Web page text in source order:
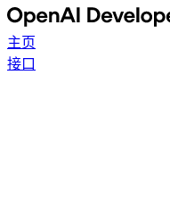
主页
接口